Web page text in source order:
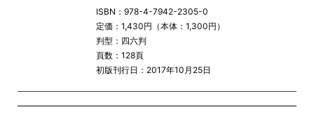
ISBN：978-4-7942-2305-0
定価：1,430円（本体：1,300円）
判型：四六判
頁数：128頁
初版刊行日：2017年10月25日